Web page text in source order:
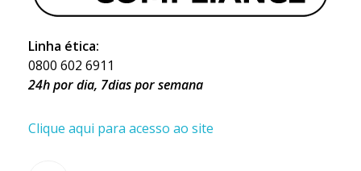
Linha ética:
0800 602 6911
24h por dia, 7dias por semana
Clique aqui para acesso ao site